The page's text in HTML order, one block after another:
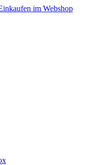
im Webshop